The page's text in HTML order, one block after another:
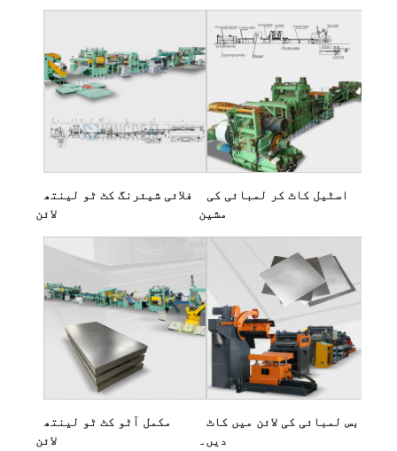
فلائی شیئرنگ کٹ ٹو لینتھ
لائن
اسٹیل کاٹ کر لمبائی کی
مشین
مکمل آٹو کٹ ٹو لینتھ
لائن
بس لمبائی کی لائن میں کاٹ
دیں۔